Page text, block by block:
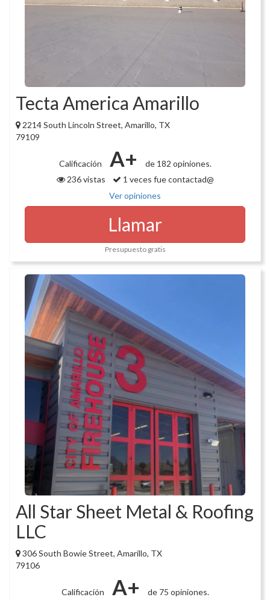
Tecta America Amarillo
2214 South Lincoln Street, Amarillo, TX
79109
Calificación A+
de 182 opiniones.
236 vistas
1 veces fue contactad@
Ver opiniones
Llamar
Presupuesto gratis
All Star Sheet Metal & Roofing
LLC
306 South Bowie Street, Amarillo, TX
79106
Calificación A+
de 75 opiniones.